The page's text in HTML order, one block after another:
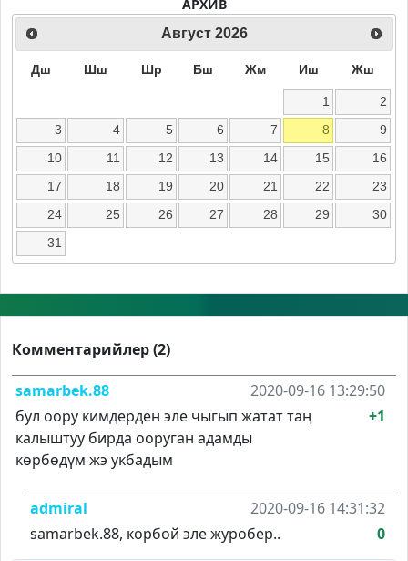
АРХИВ
Август 2026
Дш Шш Шр Бш Жм Иш Жш
1
2
3
4 5 6 7 8
9
10
11 12 13 14 15
16
17
18 19 20 21 22
23
24
25 26 27 28 29
30
31
Комментарийлер (2)
samarbek.88
2020-09-16 13:29:50
бул оору кимдерден эле чыгып жатат таң
калыштуу бирда ооруган адамды
көрбөдүм жэ укбадым
+1
admiral
2020-09-16 14:31:32
samarbek.88, корбой эле журобер..
0